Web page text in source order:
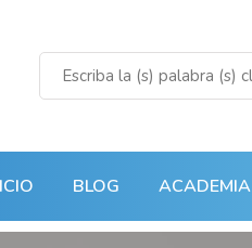
BLOG ACADEMIA